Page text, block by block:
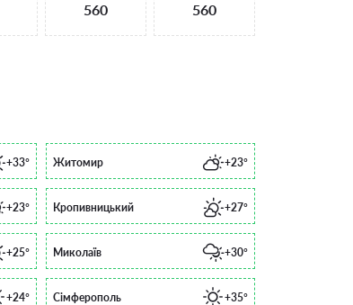
560 560
+33° Житомир +23°
+23° Кропивницький +27°
+25° Миколаїв +30°
+24° Сімферополь +35°